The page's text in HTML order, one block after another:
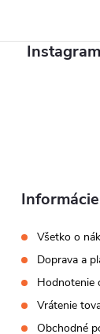
Instagram
Všetko o
Doprava a
Hodnotenie
Vrátenie
Obchodné